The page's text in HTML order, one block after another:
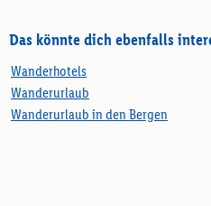
Das könnte dich ebenfalls
Wanderhotels
Wanderurlaub
Wanderurlaub in den Bergen